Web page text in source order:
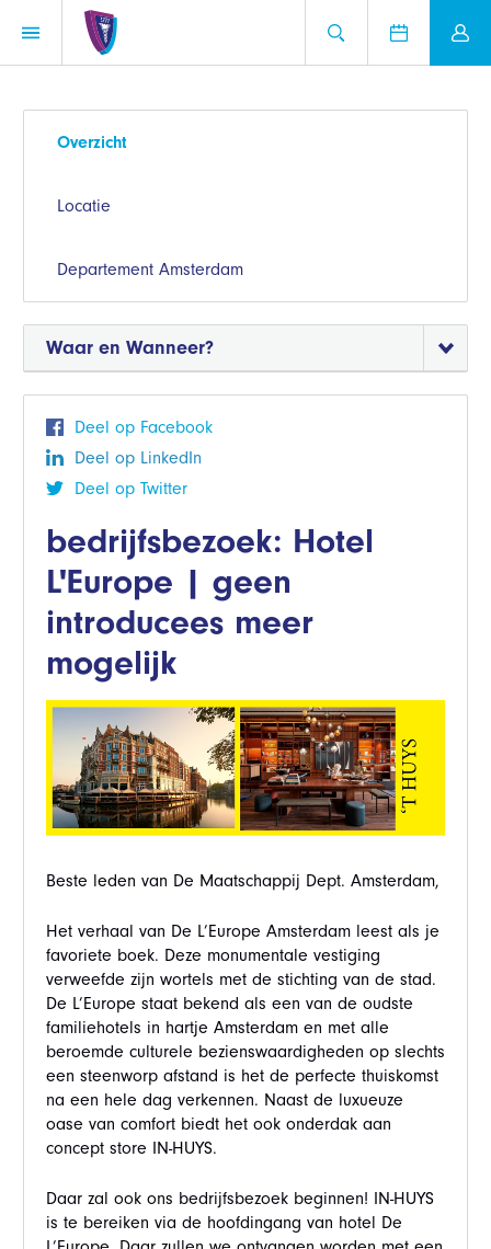
Overzicht
Locatie
Departement Amsterdam
Waar en Wanneer?
Deel op Facebook
Deel op LinkedIn
Deel op Twitter
bedrijfsbezoek: Hotel
L'Europe | geen
introducees meer
mogelijk
Beste leden van De Maatschappij Dept. Amsterdam,
Het verhaal van De L’Europe Amsterdam leest als je
favoriete boek. Deze monumentale vestiging
verweefde zijn wortels met de stichting van de stad.
De L’Europe staat bekend als een van de oudste
familiehotels in hartje Amsterdam en met alle
beroemde culturele bezienswaardigheden op slechts
een steenworp afstand is het de perfecte thuiskomst
na een hele dag verkennen. Naast de luxueuze
oase van comfort biedt het ook onderdak aan
concept store IN-HUYS.
Daar zal ook ons bedrijfsbezoek beginnen! IN-HUYS
is te bereiken via de hoofdingang van hotel De